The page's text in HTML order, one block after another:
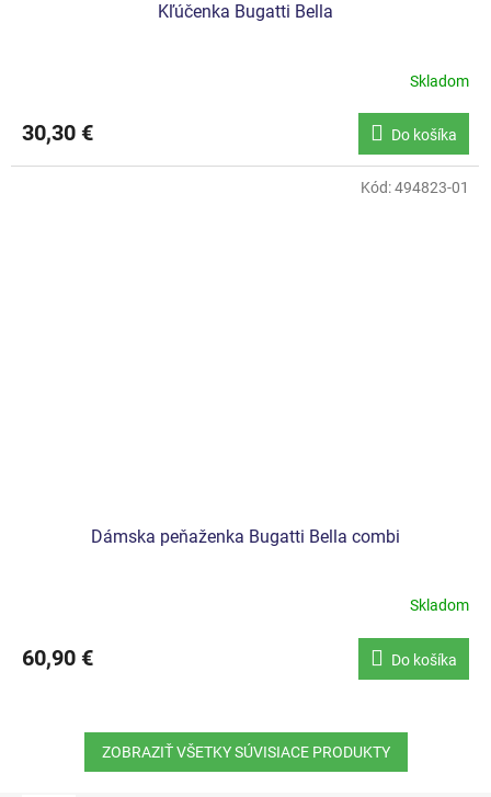
Kľúčenka Bugatti Bella
Skladom
30,30 € Do košíka
Dámska peňaženka Bugatti Bella combi
Skladom
60,90 € Do košíka
Kód:494823-01
ZOBRAZIŤ VŠETKY SÚVISIACE PRODUKTY